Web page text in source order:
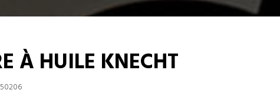
À HUILE KNECHT